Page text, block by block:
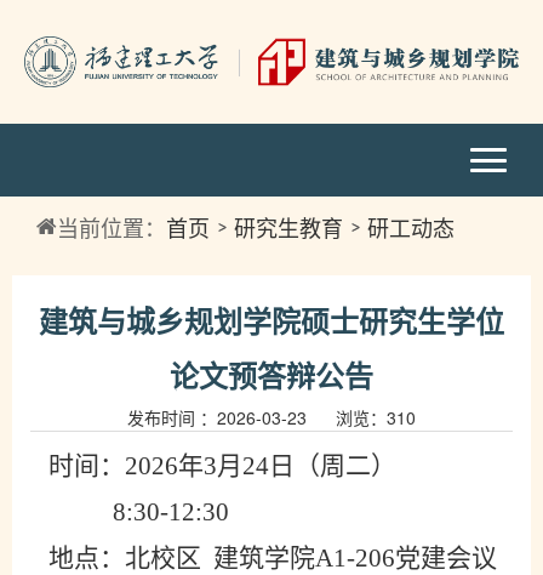
当前位置： 首页 研究生教育 研工动态
建筑与城乡规划学院硕士研究生学位
论文预答辩公告
发布时间 ：2026-03-23 浏览： 310
时间： 2026年3月 24 日（周 二）
8:30-12:30
地点：北校区 建筑学院A1-206党建会议